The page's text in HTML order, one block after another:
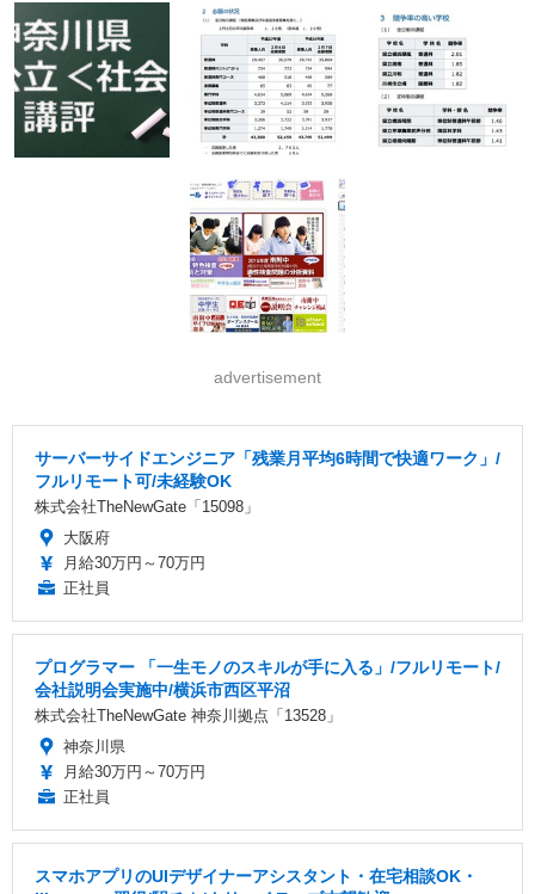
advertisement
サーバーサイドエンジニア「残業月平均6時間で快適ワーク」/
フルリモート可/未経験OK
株式会社TheNewGate「15098」
大阪府
月給30万円～70万円
正社員
プログラマー 「一生モノのスキルが手に入る」/フルリモート/
会社説明会実施中/横浜市西区平沼
株式会社TheNewGate 神奈川拠点「13528」
神奈川県
月給30万円～70万円
正社員
スマホアプリのUIデザイナーアシスタント・在宅相談OK・